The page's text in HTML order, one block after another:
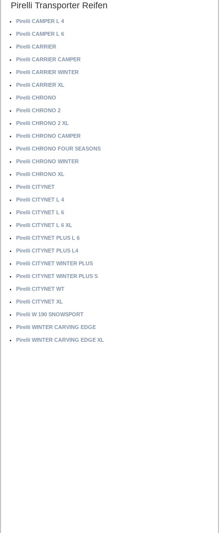
Pirelli Transporter Reifen
Pirelli CAMPER L 4
Pirelli CAMPER L 6
Pirelli CARRIER
Pirelli CARRIER CAMPER
Pirelli CARRIER WINTER
Pirelli CARRIER XL
Pirelli CHRONO
Pirelli CHRONO 2
Pirelli CHRONO 2 XL
Pirelli CHRONO CAMPER
Pirelli CHRONO FOUR SEASONS
Pirelli CHRONO WINTER
Pirelli CHRONO XL
Pirelli CITYNET
Pirelli CITYNET L 4
Pirelli CITYNET L 6
Pirelli CITYNET L 6 XL
Pirelli CITYNET PLUS L 6
Pirelli CITYNET PLUS L4
Pirelli CITYNET WINTER PLUS
Pirelli CITYNET WINTER PLUS S
Pirelli CITYNET WT
Pirelli CITYNET XL
Pirelli W 190 SNOWSPORT
Pirelli WINTER CARVING EDGE
Pirelli WINTER CARVING EDGE XL